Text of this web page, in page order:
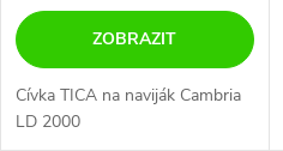
ZOBRAZIT
Cívka TICA na naviják Cambria
LD 2000